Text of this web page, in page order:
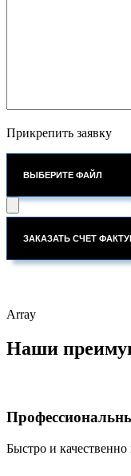
Прикрепить заявку
ВЫБЕРИТЕ ФАЙЛ
Array
Наши
Быстро и